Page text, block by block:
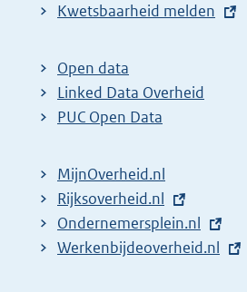
E
t
e
r
l
i
n
k
Kwetsbaarheid melden
Open data
Linked Data Overheid
PUC Open Data
MijnOverheid.nl
E
x
t
Rijksoverheid.nl
E
x
Ondernemersplein.nl
E
Werkenbijdeoverheid.nl